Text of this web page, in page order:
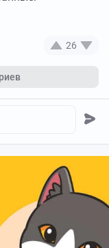
26